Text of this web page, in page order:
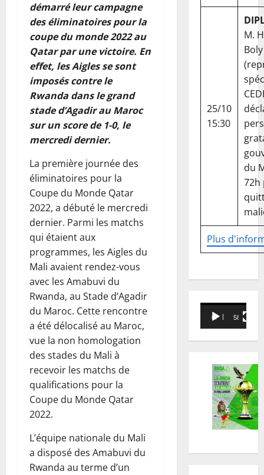
démarré leur campagne
des éliminatoires pour la
coupe du monde 2022 au
Qatar par une victoire. En
effet, les Aigles se sont
imposés contre le
Rwanda dans le grand
stade d’Agadir au Maroc
sur un score de 1-0, le
mercredi dernier.
La première journée des
éliminatoires pour la
Coupe du Monde Qatar
2022, a débuté le mercredi
dernier. Parmi les matchs
qui étaient aux
programmes, les Aigles du
Mali avaient rendez-vous
avec les Amabuvi du
Rwanda, au Stade d’Agadir
du Maroc. Cette rencontre
a été délocalisé au Maroc,
vue la non homologation
des stades du Mali à
recevoir les matchs de
qualifications pour la
Coupe du Monde Qatar
2022.
L’équipe nationale du Mali
a disposé des Amabuvi du
Rwanda au terme d’un
Plus
25/10
15:30
M.
Boly
du
72h
Lecteur
vidéo
00:00 58:18